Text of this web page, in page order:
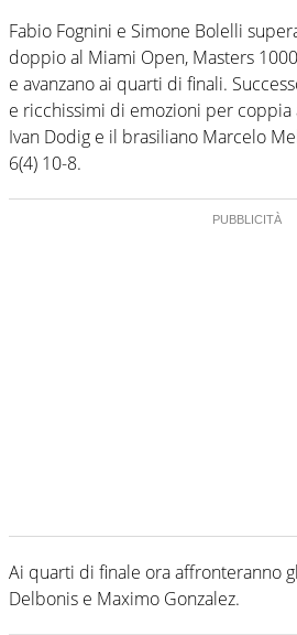
Fabio Fognini e Simone Bolelli
doppio al Miami Open, Masters
e avanzano ai quarti di finali.
e ricchissimi di emozioni per
Ivan Dodig e il brasiliano Marcelo
6(4) 10-8.
Ai quarti di finale ora affronteranno
Delbonis e Maximo Gonzalez.